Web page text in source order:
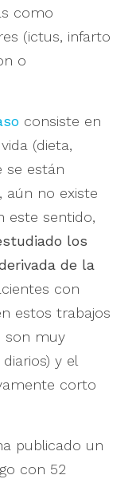
como
(ictus, infarto
o
consiste en
(dieta,
se están
aún no existe
este sentido,
los
de la
con
estos trabajos
son muy
y el
corto
publicado un
con 52